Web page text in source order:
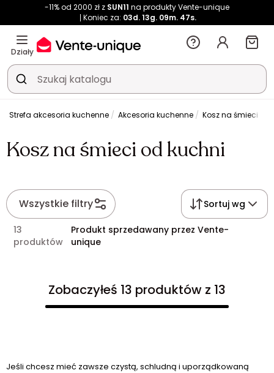
-11% od 2000 zł z SUN11 na produkty Vente-unique
Koniec za: 03d.13g. 09m. 47s.
Działy
Strefa akcesoria kuchenne Akcesoria kuchenne Kosz na śmieci od
Kosz na śmieci od kuchni
Wszystkie filtry Sortuj wg
13
produktów
Produkt sprzedawany przez Vente-
unique
Zobaczyłeś 13 produktów z 13
Jeśli chcesz mieć zawsze czystą, schludną i uporządkowaną